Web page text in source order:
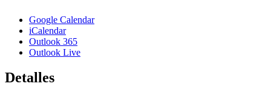
Google Calendar
iCalendar
Outlook 365
Outlook Live
Detalles